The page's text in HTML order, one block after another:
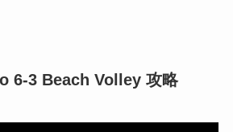
6-3 Beach Volley 攻略